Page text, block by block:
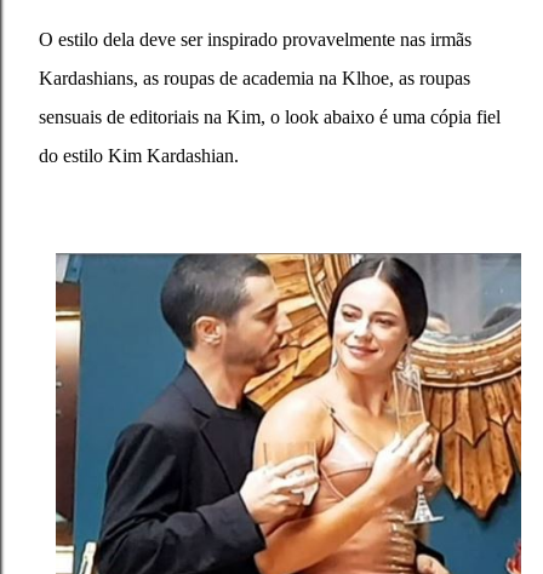
O estilo dela deve ser inspirado provavelmente nas irmãs
Kardashians, as roupas de academia na Klhoe, as roupas
sensuais de editoriais na Kim, o look abaixo é uma cópia fiel
do estilo Kim Kardashian.